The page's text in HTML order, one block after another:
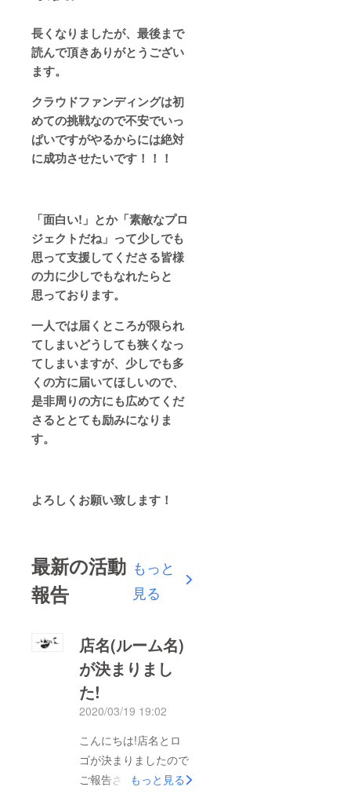
長くなりましたが、最後まで
読んで頂きありがとうござい
ます。
クラウドファンディングは初
めての挑戦なので不安でいっ
ぱいですがやるからには絶対
に成功させたいです！！！
「面白い!」とか「素敵なプロ
ジェクトだね」って少しでも
思って支援してくださる皆様
の力に少しでもなれたらと
思っております。
一人では届くところが限られ
てしまいどうしても狭くなっ
てしまいますが、少しでも多
くの方に届いてほしいので、
是非周りの方にも広めてくだ
さるととても励みになりま
す。
よろしくお願い致します！
最新の活動
報告
もっと
見る
店名(ルーム名)
が決まりまし
た!
2020/03/19 19:02
こんにちは!店名とロ
ゴが決まりましたので
ご報告させて頂きま
もっと見る